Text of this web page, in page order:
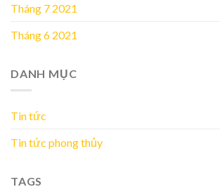
Tháng 7 2021
Tháng 6 2021
DANH MỤC
Tin tức
Tin tức phong thủy
TAGS